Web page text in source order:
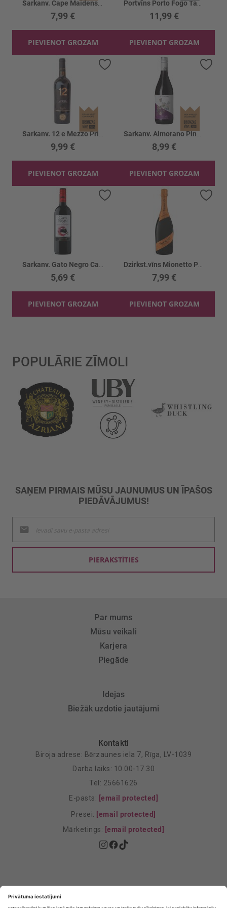
Sarkanv. Cape Maidens Shiraz 14%
7,99 €
PIEVIENOT GROZAM
11,99 €
PIEVIENOT GROZAM
9,99 €
PIEVIENOT GROZAM
Sarkanv. Almorano Pinot Noir 13%
8,99 €
PIEVIENOT GROZAM
5,69 €
PIEVIENOT GROZAM
Pievienot vēlmju sarakstam
7,99 €
PIEVIENOT GROZAM
POPULĀRIE ZĪMOLI
SAŅEM PIRMAIS MŪSU JAUNUMUS UN ĪPAŠOS
PIEDĀVĀJUMUS!
jaunumu
saņemšanai:
PIERAKSTĪTIES
Par mums
Mūsu veikali
Karjera
Piegāde
Idejas
Biežāk uzdotie jautājumi
Kontakti
Biroja adrese: Bērzaunes iela 7, Rīga, LV-1039
Darba laiks: 10.00-17.30
Tel: 25661626
E-pasts: [email protected]
Presei: [email protected]
Mārketings: [email protected]
Privātuma Iestatījumi